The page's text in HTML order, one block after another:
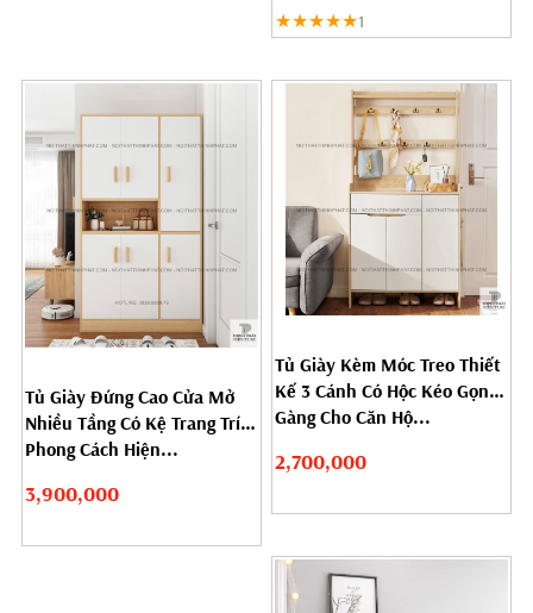
★★★★★1
Tủ Giày Đứng Cao Cửa Mở
Nhiều Tầng Có Kệ Trang Trí
Phong Cách Hiện...
3,900,000
Tủ Giày Kèm Móc Treo Thiết
Kế 3 Cánh Có Hộc Kéo Gọn
Gàng Cho Căn Hộ...
2,700,000